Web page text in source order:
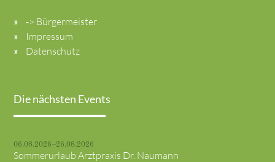
-> Bürgermeister
Impressum
Datenschutz
Die nächsten Events
06.08.2026–26.08.2026
Sommerurlaub Arztpraxis Dr. Naumann